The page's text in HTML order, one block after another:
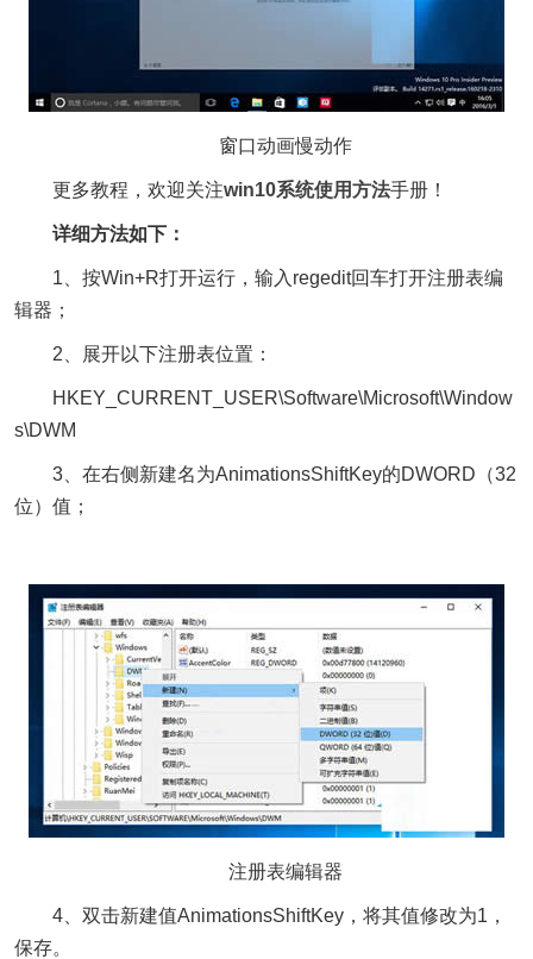
窗口动画慢动作
更多教程，欢迎关注win10系统使用方法手册！
详细方法如下：
1、按Win+R打开运行，输入regedit回车打开注册表编
辑器；
2、展开以下注册表位置：
HKEY_CURRENT_USER\Software\Microsoft\Window
s\DWM
3、在右侧新建名为AnimationsShiftKey的DWORD（32
位）值；
注册表编辑器
4、双击新建值AnimationsShiftKey，将其值修改为1，
保存。